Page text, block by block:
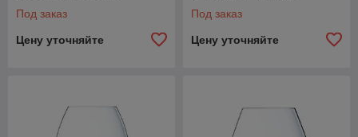
Под заказ
Цену уточняйте
Под заказ
Цену уточняйте